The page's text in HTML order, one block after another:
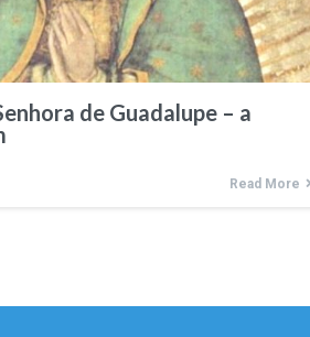
de Guadalupe – a
Read More